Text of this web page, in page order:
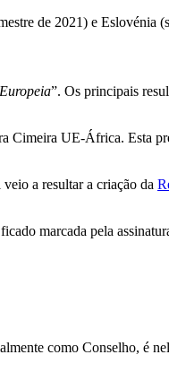
de 2021) e Eslovénia
”. Os principais
UE-África. Esta
a resultar a criação da
marcada pela
como Conselho, é